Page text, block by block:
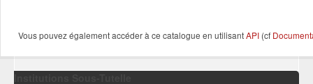
Vous pouvez également accéder à ce catalogue en utilisantAPI (cf